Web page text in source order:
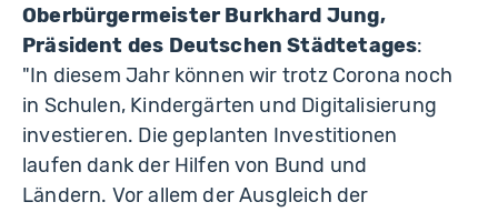
Oberbürgermeister Burkhard Jung,
Präsident des Deutschen Städtetages:
"In diesem Jahr können wir trotz Corona noch
in Schulen, Kindergärten und Digitalisierung
investieren. Die geplanten Investitionen
laufen dank der Hilfen von Bund und
Ländern. Vor allem der Ausgleich der